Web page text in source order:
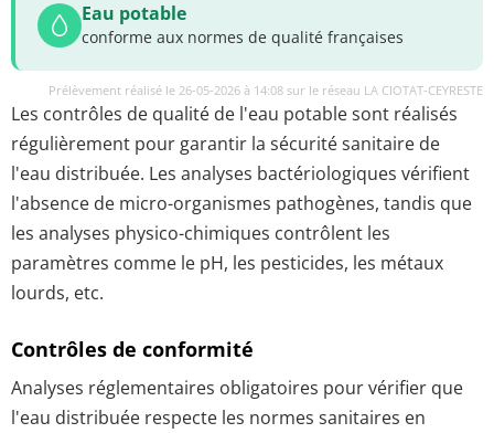
Eau potable
conforme aux normes de qualité françaises
Prélèvement réalisé le 26-05-2026 à 14:08 sur le réseau LA CIOTAT-CEYRESTE
Les contrôles de qualité de l'eau potable sont réalisés
régulièrement pour garantir la sécurité sanitaire de
l'eau distribuée. Les analyses bactériologiques vérifient
l'absence de micro-organismes pathogènes, tandis que
les analyses physico-chimiques contrôlent les
paramètres comme le pH, les pesticides, les métaux
lourds, etc.
Contrôles de conformité
Analyses réglementaires obligatoires pour vérifier que
l'eau distribuée respecte les normes sanitaires en